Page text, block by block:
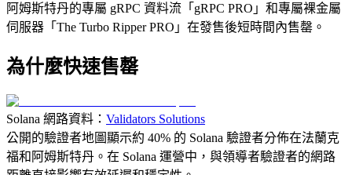
阿姆斯特丹的專屬 gRPC 資料流「gRPC PRO」和專屬裸金屬
伺服器「The Turbo Ripper PRO」在發售後短時間內售罄。
為什麼快速售罄
Solana 網路資料： Validators Solutions
公開的驗證者地圖顯示約 40% 的 Solana 驗證者分佈在法蘭克
福和阿姆斯特丹。在 Solana 運營中，與領導者驗證者的網路